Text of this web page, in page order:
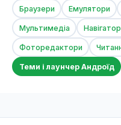
Браузери Емулятори
Мультимедіа
Фоторедактори
Теми і лаунчер Андроїд